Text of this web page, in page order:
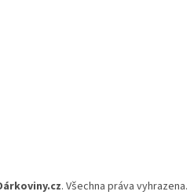
. Všechna práva vyhrazena.